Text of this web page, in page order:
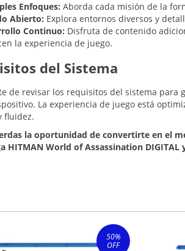
Enfoques: Aborda cada misión de la
Abierto: Explora entornos diversos y
Continuo: Disfruta de contenido
la experiencia de juego.
del Sistema
de revisar los requisitos del sistema
La experiencia de juego está
fluidez.
la oportunidad de convertirte en el
HITMAN World of Assassination
50%
OFF